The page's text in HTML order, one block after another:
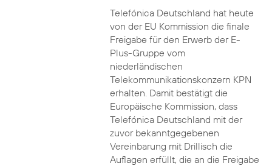
Telefónica Deutschland hat heute
von der EU Kommission die finale
Freigabe für den Erwerb der E-
Plus-Gruppe vom
niederländischen
Telekommunikationskonzern KPN
erhalten. Damit bestätigt die
Europäische Kommission, dass
Telefónica Deutschland mit der
zuvor bekanntgegebenen
Vereinbarung mit Drillisch die
Auflagen erfüllt, die an die Freigabe